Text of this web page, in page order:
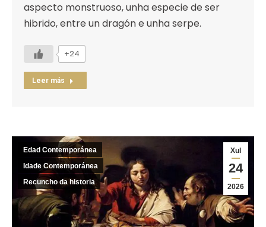
aspecto monstruoso, unha especie de ser
hibrido, entre un dragón e unha serpe.
+24
Leer más
Xul
24
2026
Edad Contemporánea
Idade Contemporánea
Recuncho da historia